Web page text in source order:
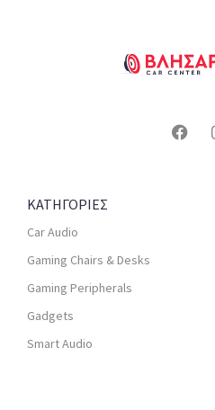
ΚΑΤΗΓΟΡΙΕΣ
Car Audio
Gaming Chairs & Desks
Gaming Peripherals
Gadgets
Smart Audio